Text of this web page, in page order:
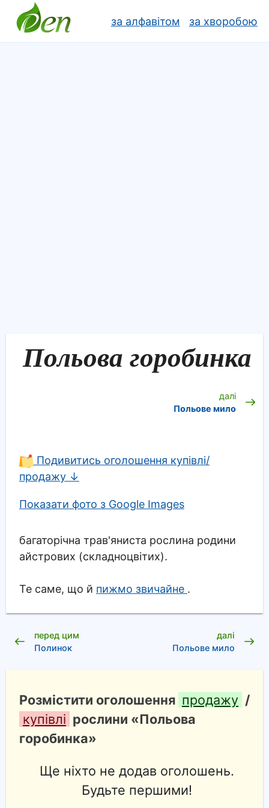
за алфавітом за хворобою
Польова горобинка
далі
Польове мило
Подивитись оголошення купівлі/
продажу ↓
Показати фото з Google Images
багаторічна трав'яниста рослина родини
айстрових (складноцвітих).
Те саме, що й пижмо звичайне .
перед цим
Полинок
далі
Польове мило
Розмістити оголошення продажу /
купівлі рослини «Польова
горобинка»
Ще ніхто не додав оголошень.
Будьте першими!